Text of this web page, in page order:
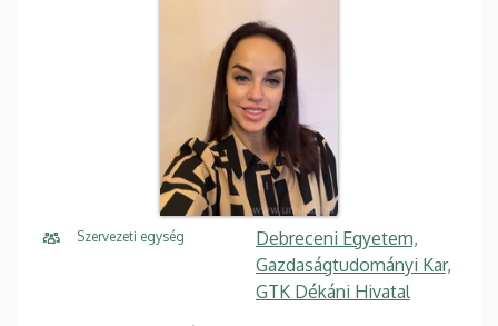
Szervezeti egység
Debreceni Egyetem,
Gazdaságtudományi Kar,
GTK Dékáni Hivatal